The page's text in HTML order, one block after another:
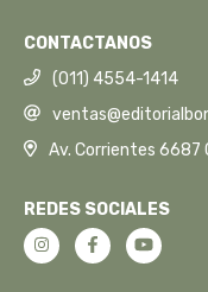
CONTACTANOS
(011) 4554-1414
Av. Corrientes 6687
REDES SOCIALES